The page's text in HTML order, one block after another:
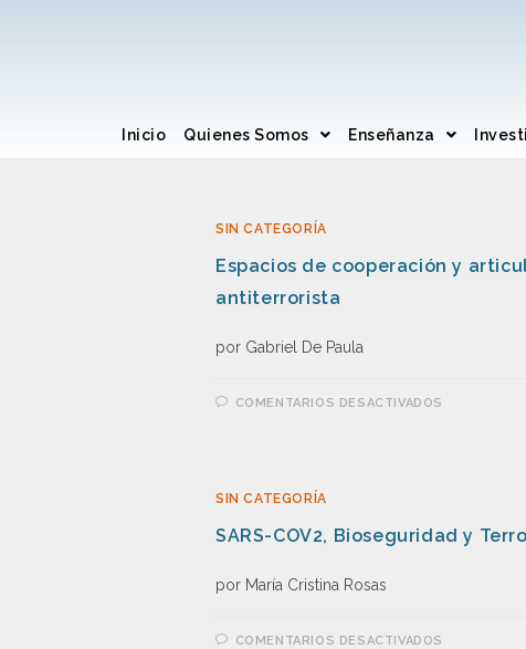
Inicio Quienes Somos Enseñanza
SIN CATEGORÍA
Espacios de cooperación y
antiterrorista
por Gabriel De Paula
COMENTARIOS DESACTIVADOS
SIN CATEGORÍA
SARS-COV2, Bioseguridad y
por María Cristina Rosas
COMENTARIOS DESACTIVADOS